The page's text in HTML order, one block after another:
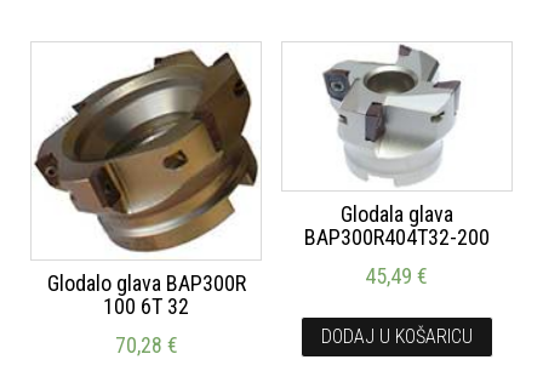
Glodalo glava BAP300R
100 6T 32
70,28 €
Glodala glava
BAP300R404T32-200
45,49€
DODAJ U KOŠARICU